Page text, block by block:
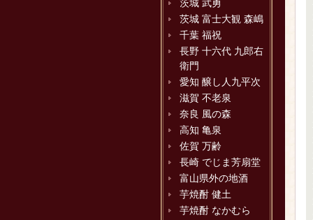
茨城 武勇
茨城 富士大観 森嶋
千葉 福祝
長野 十六代 九郎右
衛門
愛知 醸し人九平次
滋賀 不老泉
奈良 風の森
高知 亀泉
佐賀 万齢
長崎 でじま芳扇堂
富山県外の地酒
芋焼酎 健土
芋焼酎 なかむら